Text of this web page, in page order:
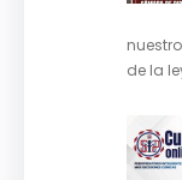
de la